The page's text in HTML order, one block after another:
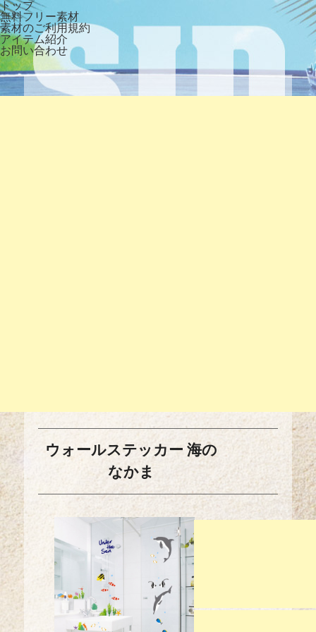
トップ
無料フリー素材
素材のご利用規約
アイテム紹介
お問い合わせ
ウォールステッカー 海の
なかま